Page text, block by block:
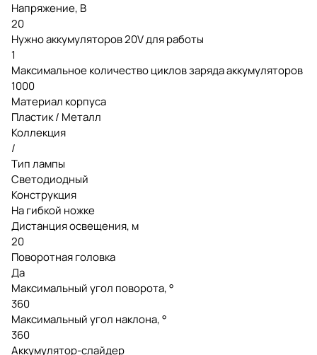
Напряжение, В
20
Нужно аккумуляторов 20V для работы
1
Максимальное количество циклов заряда аккумуляторов
1000
Материал корпуса
Пластик / Металл
Коллекция
/
Тип лампы
Светодиодный
Конструкция
На гибкой ножке
Дистанция освещения, м
20
Поворотная головка
Да
Максимальный угол поворота, °
360
Максимальный угол наклона, °
360
Аккумулятор-слайдер